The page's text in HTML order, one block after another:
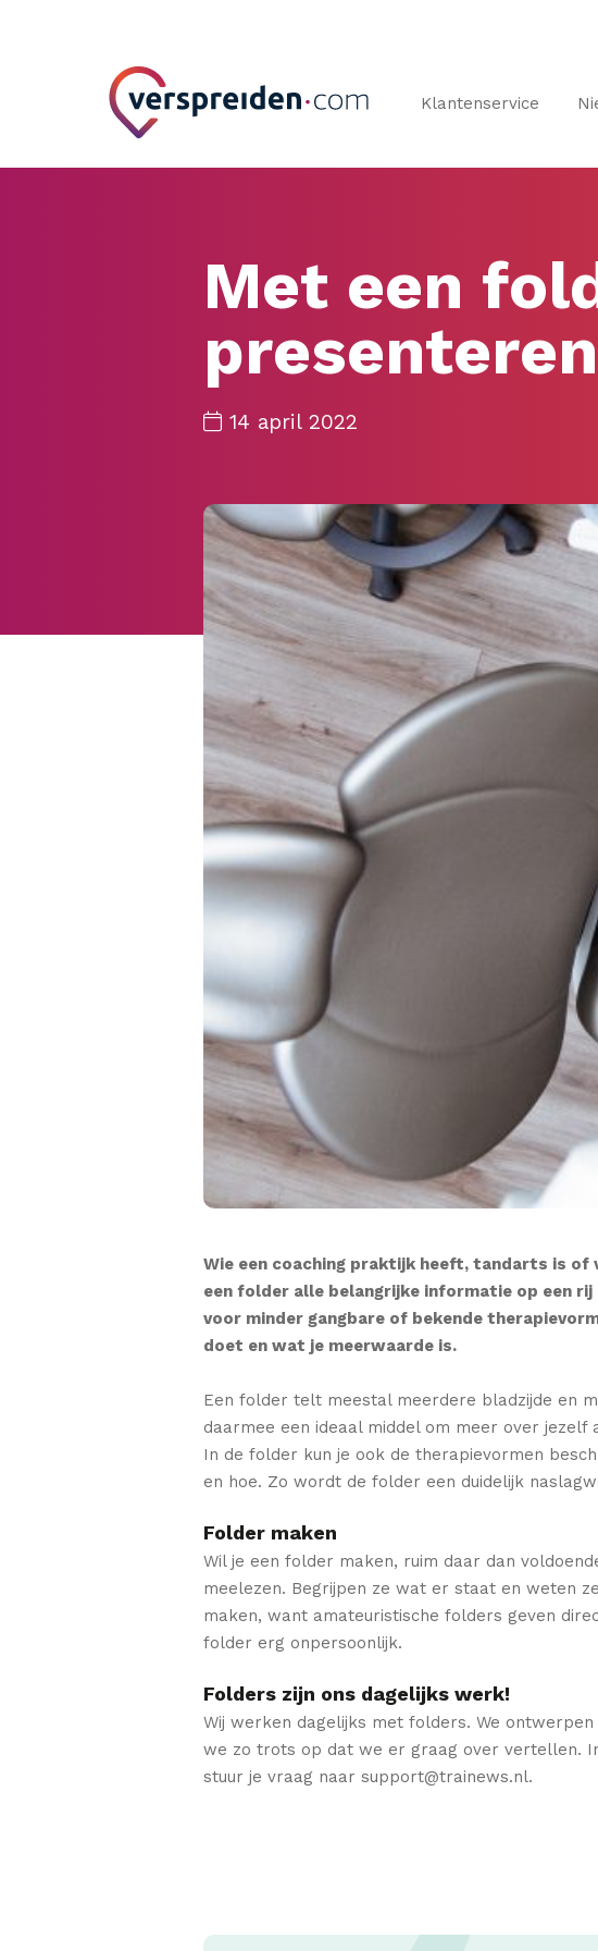
Klantenservice
Met een
presenteren
14 april 2022
Wie een coaching praktijk heeft, tandarts is of
een folder alle belangrijke informatie op een
voor minder gangbare of bekende
doet en wat je meerwaarde is.
Een folder telt meestal meerdere bladzijde en
daarmee een ideaal middel om meer over
In de folder kun je ook de therapievormen
en hoe. Zo wordt de folder een duidelijk
Folder maken
Wil je een folder maken, ruim daar dan
meelezen. Begrijpen ze wat er staat en weten
maken, want amateuristische folders geven
folder erg onpersoonlijk.
Folders zijn ons dagelijks werk!
Wij werken dagelijks met folders. We
we zo trots op dat we er graag over vertellen.
stuur je vraag naar support@trainews.nl.